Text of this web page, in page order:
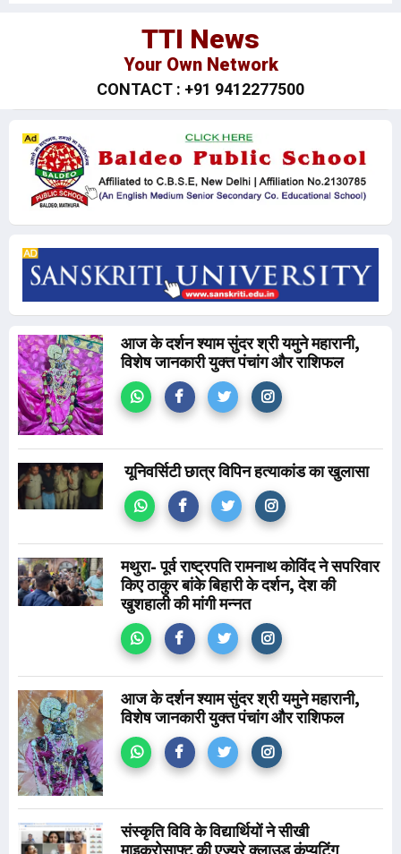
TTI News
Your Own Network
CONTACT : +91 9412277500
आज के दर्शन श्याम सुंदर श्री यमुने महारानी,
विशेष जानकारी युक्त पंचांग और राशिफल
यूनिवर्सिटी छात्र विपिन हत्याकांड का खुलासा
मथुरा- पूर्व राष्ट्रपति रामनाथ कोविंद ने सपरिवार
किए ठाकुर बांके बिहारी के दर्शन, देश की
खुशहाली की मांगी मन्नत
आज के दर्शन श्याम सुंदर श्री यमुने महारानी,
विशेष जानकारी युक्त पंचांग और राशिफल
संस्कृति विवि के विद्यार्थियों ने सीखी